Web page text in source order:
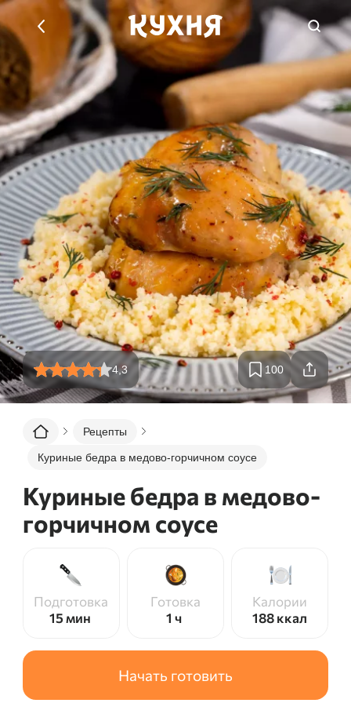
4,3 100
Рецепты
Куриные бедра в медово-горчичном соусе
Куриные бедра в медово-
горчичном соусе
Подготовка
15 мин
Готовка
1 ч
Калории
188 ккал
Начать готовить